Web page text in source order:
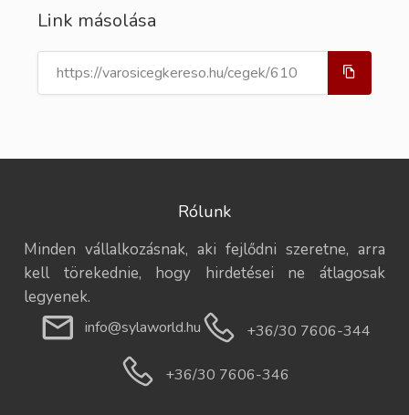
Link másolása
Rólunk
Minden vállalkozásnak, aki fejlődni szeretne, arra
kell törekednie, hogy hirdetései ne átlagosak
legyenek.
info@sylaworld.hu +36/30 7606-344
+36/30 7606-346